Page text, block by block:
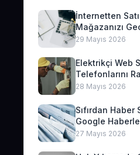
İnternetten
Mağazanızı
29 Mayıs 2026
Elektrikçi Web
Telefonlarını
28 Mayıs 2026
Sıfırdan Haber
Google
Geliri
27 Mayıs 2026